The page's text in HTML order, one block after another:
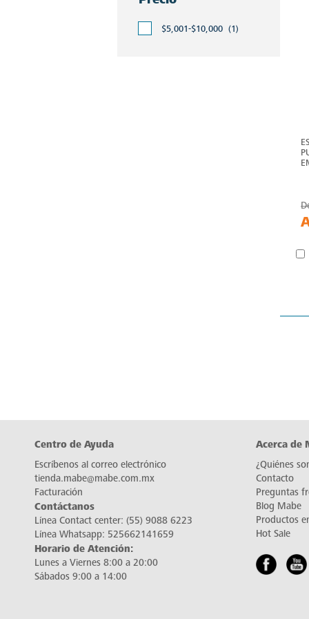
$5,001-$10,000 (1)
Centro de Ayuda
Escríbenos al correo electrónico
tienda.mabe@mabe.com.mx
Facturación
Contáctanos
Línea Contact center: (55) 9088 6223
Línea Whatsapp: 525662141659
Horario de Atención:
Lunes a Viernes 8:00 a 20:00
Sábados 9:00 a 14:00
Acerca de
¿Quiénes
Contacto
Preguntas
Blog Mabe
Productos
Hot Sale